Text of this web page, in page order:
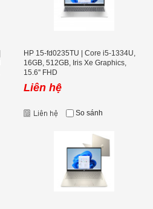
HP 15-fd0235TU | Core i5-1334U,
16GB, 512GB, Iris Xe Graphics,
15.6'' FHD
Liên hệ
So sánh